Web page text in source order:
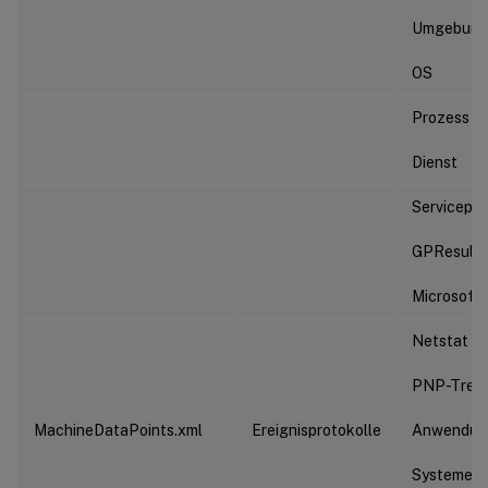
OS
Prozess
Dienst
GPResult
Microsoft
Netstat
PNP-
MachineDataPoints.xml Ereignisprotokolle